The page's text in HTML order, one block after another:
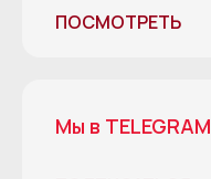
ПОСМОТРЕТЬ
Мы в TELEGRAM